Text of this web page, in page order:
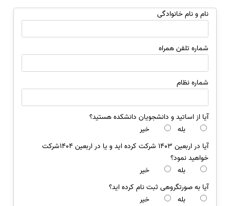
نام و نام خانوادگی
شماره تلفن همراه
شماره نظام
آیا از اساتید و دانشجویان دانشکده هستید؟
بله
خیر
آیا در اربعین 1403 شرکت کرده اید و یا در اربعین 1404شرکت
خواهید نمود؟
بله
خیر
آیا به صورتگروهی ثبت نام کرده اید؟
بله
خیر